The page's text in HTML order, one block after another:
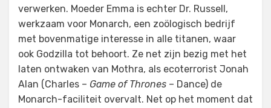
verwerken. Moeder Emma is echter Dr. Russell,
werkzaam voor Monarch, een zoölogisch bedrijf
met bovenmatige interesse in alle titanen, waar
ook Godzilla tot behoort. Ze net zijn bezig met het
laten ontwaken van Mothra, als ecoterrorist Jonah
Alan (Charles – Game of Thrones – Dance) de
Monarch-faciliteit overvalt. Net op het moment dat